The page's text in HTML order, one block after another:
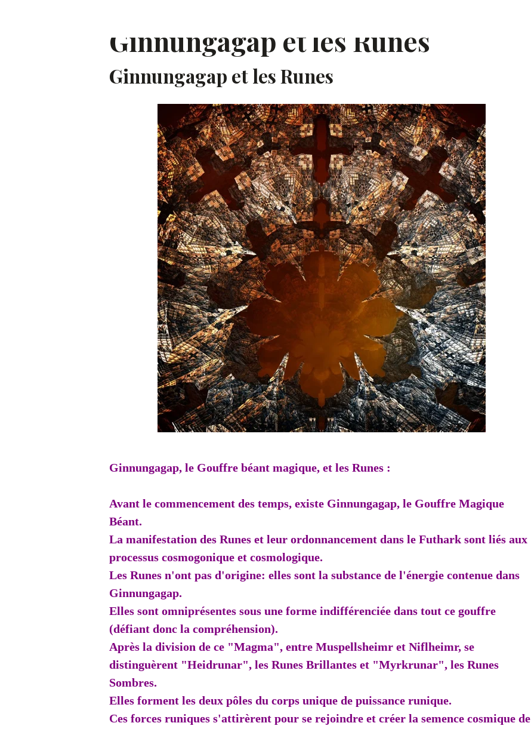
Ginnungagap et les Runes
Ginnungagap et les Runes
Ginnungagap, le Gouffre béant magique, et les Runes :
Avant le commencement des temps, existe Ginnungagap, le Gouffre Magique
Béant.
La manifestation des Runes et leur ordonnancement dans le Futhark sont liés aux
processus cosmogonique et cosmologique.
Les Runes n'ont pas d'origine: elles sont la substance de l'énergie contenue dans
Ginnungagap.
Elles sont omniprésentes sous une forme indifférenciée dans tout ce gouffre
(défiant donc la compréhension).
Après la division de ce "Magma", entre Muspellsheimr et Niflheimr, se
distinguèrent "Heidrunar", les Runes Brillantes et "Myrkrunar", les Runes
Sombres.
Elles forment les deux pôles du corps unique de puissance runique.
Ces forces runiques s'attirèrent pour se rejoindre et créer la semence cosmique de